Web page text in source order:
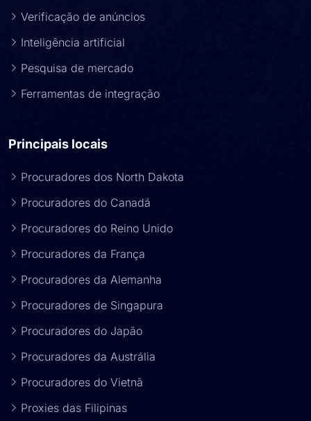
Verificação de anúncios
Inteligência artificial
Pesquisa de mercado
Ferramentas de integração
Principais locais
Procuradores dos North Dakota
Procuradores do Canadá
Procuradores do Reino Unido
Procuradores da França
Procuradores da Alemanha
Procuradores de Singapura
Procuradores do Japão
Procuradores da Austrália
Procuradores do Vietnã
Proxies das Filipinas